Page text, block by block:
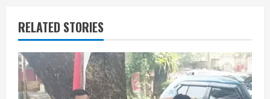
RELATED STORIES